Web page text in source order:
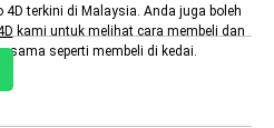
terkini di Malaysia. Anda juga boleh
kami untuk melihat cara membeli dan
sama seperti membeli di kedai.